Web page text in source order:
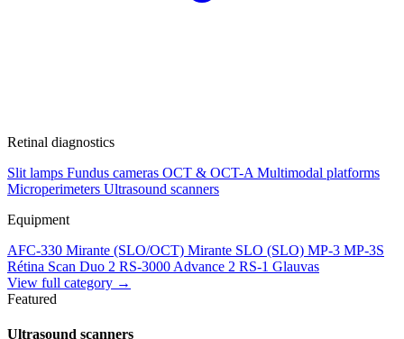
Retinal diagnostics
Slit lamps Fundus cameras OCT & OCT-A Multimodal platforms
Microperimeters Ultrasound scanners
Equipment
AFC-330 Mirante (SLO/OCT) Mirante SLO (SLO) MP-3 MP-3S
Rétina Scan Duo 2 RS-3000 Advance 2 RS-1 Glauvas
View full category →
Featured
Ultrasound scanners